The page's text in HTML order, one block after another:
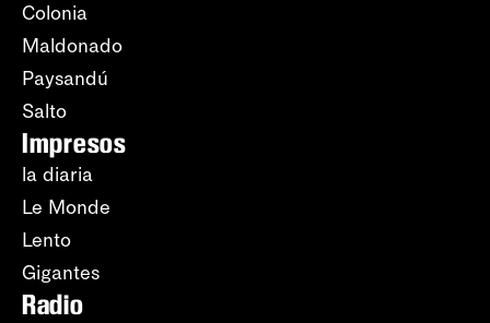
Colonia
Maldonado
Paysandú
Salto
Impresos
la diaria
Le Monde
Lento
Gigantes
Radio